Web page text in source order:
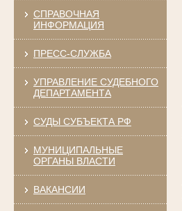
СПРАВОЧНАЯ
ИНФОРМАЦИЯ
ПРЕСС-СЛУЖБА
УПРАВЛЕНИЕ СУДЕБНОГО
ДЕПАРТАМЕНТА
СУДЫ СУБЪЕКТА РФ
МУНИЦИПАЛЬНЫЕ
ОРГАНЫ ВЛАСТИ
ВАКАНСИИ